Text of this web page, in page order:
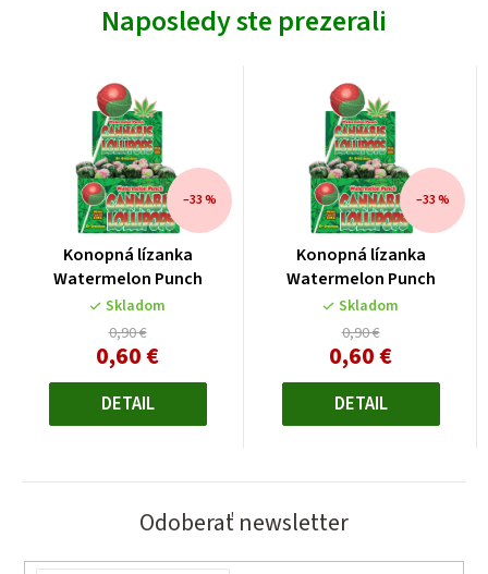
Naposledy ste prezerali
Konopná lízanka
Watermelon Punch
Skladom
0,90 €
–33 %
0,60 €
DETAIL
Konopná lízanka
Watermelon Punch
Skladom
0,90 €
–33 %
0,60 €
DETAIL
Odoberať newsletter